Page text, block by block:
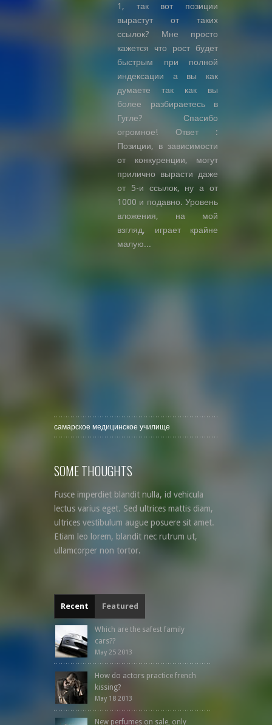
1, так вот позиции
вырастут от таких
ссылок? Мне просто
кажется что рост будет
быстрым при полной
индексации а вы как
думаете так как вы
более разбираетесь в
Гугле? Спасибо
огромное! Ответ :
Позиции, в зависимости
от конкуренции, могут
прилично вырасти даже
от 5-и ссылок, ну а от
1000 и подавно. Уровень
вложения, на мой
взгляд, играет крайне
малую...
самарское медицинское училище
SOME THOUGHTS
Fusce imperdiet blandit nulla, id vehicula
lectus varius eget. Sed ultrices mattis diam,
ultrices vestibulum augue posuere sit amet.
Etiam leo lorem, blandit nec rutrum ut,
ullamcorper non tortor.
Recent Featured
Which are the safest family
cars??
May 25 2013
How do actors practice french
kissing?
May 18 2013
New perfumes on sale, only